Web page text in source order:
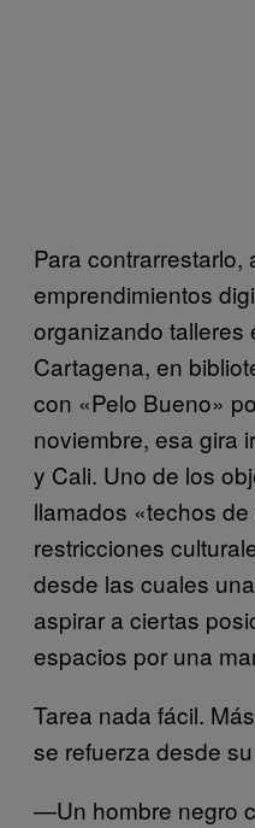
Para contrarrestarlo,
emprendimientos
organizando talleres
Cartagena, en
con «Pelo Bueno»
noviembre, esa gira
y Cali. Uno de los
llamados «techos
restricciones
desde las cuales
aspirar a ciertas
espacios por una
Tarea nada fácil.
se refuerza desde
—Un hombre negro